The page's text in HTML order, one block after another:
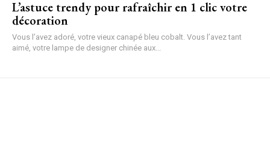
L’astuce trendy pour rafraîchir en 1 clic votre
décoration
Vous l’avez adoré, votre vieux canapé bleu cobalt. Vous l’avez tant
aimé, votre lampe de designer chinée aux...